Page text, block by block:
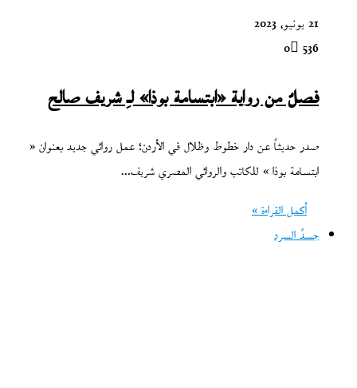
21 يونيو، 2023
0 536
فصلٌ من رواية «ابتسامة بوذا» لـِ شريف صالح
صدر حديثاً عن دار خطوط وظلال في الأردن؛ عمل روائي جديد بعنوان «
ابتسامة بوذا » للكاتب والروائي المصري شريف…
أكمل القراءة »
جسدُ السرد